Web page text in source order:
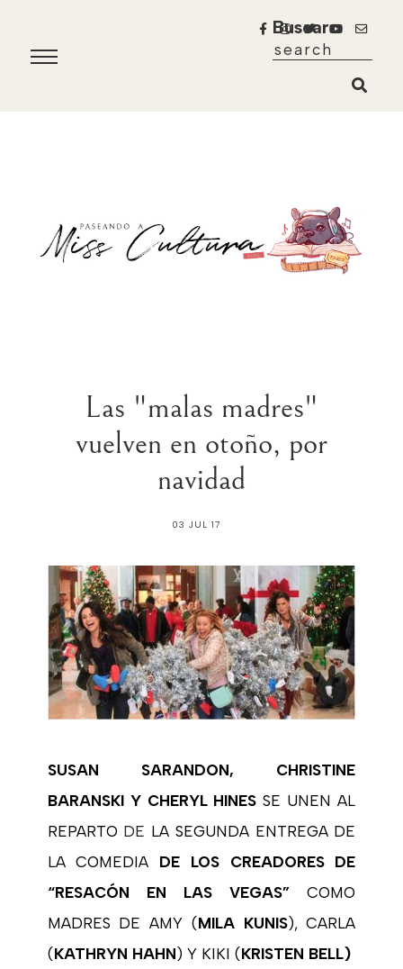
Buscar
Las "malas madres"
vuelven en otoño, por
navidad
03 JUL 17
SUSAN SARANDON, CHRISTINE
BARANSKI Y CHERYL HINES SE UNEN AL
REPARTO DE LA SEGUNDA ENTREGA DE
LA COMEDIA DE LOS CREADORES DE
“RESACÓN EN LAS VEGAS” COMO
MADRES DE AMY (MILA KUNIS), CARLA
(KATHRYN HAHN) Y KIKI (KRISTEN BELL)